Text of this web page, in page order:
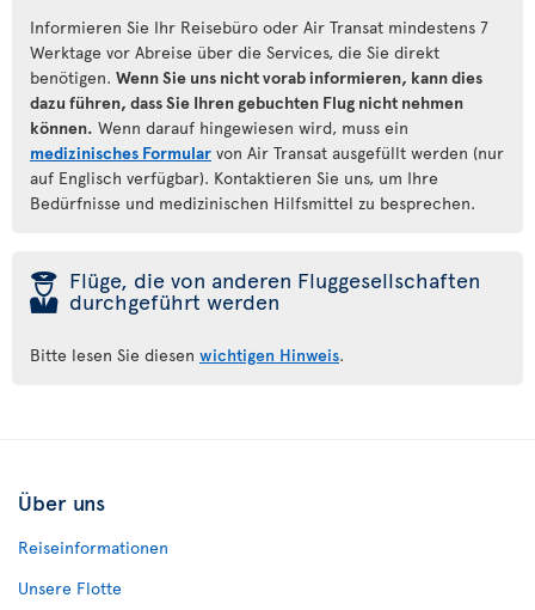
Informieren Sie Ihr Reisebüro oder Air Transat mindestens 7
Werktage vor Abreise über die Services, die Sie direkt
benötigen. Wenn Sie uns nicht vorab informieren, kann dies
dazu führen, dass Sie Ihren gebuchten Flug nicht nehmen
können. Wenn darauf hingewiesen wird, muss ein
medizinisches Formular von Air Transat ausgefüllt werden (nur
auf Englisch verfügbar). Kontaktieren Sie uns, um Ihre
Bedürfnisse und medizinischen Hilfsmittel zu besprechen.
þ Flüge, die von anderen Fluggesellschaften
durchgeführt werden
Bitte lesen Sie diesen wichtigen Hinweis.
Über uns
Reiseinformationen
Unsere Flotte